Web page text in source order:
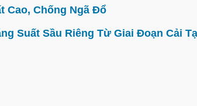
Cao, Chống Ngã Đổ
Suất Sầu Riêng Từ Giai Đoạn Cải